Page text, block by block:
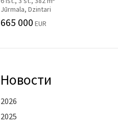
Jūrmala, Dzintari
665 000 EUR
Новости
2026
2025